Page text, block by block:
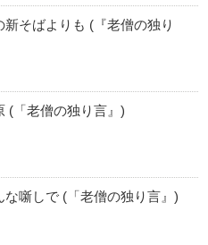
新そばよりも (『老僧の独り
(「老僧の独り言』)
な噺しで (「老僧の独り言』)